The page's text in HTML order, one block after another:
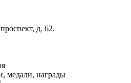
д. 62.
медали, награды